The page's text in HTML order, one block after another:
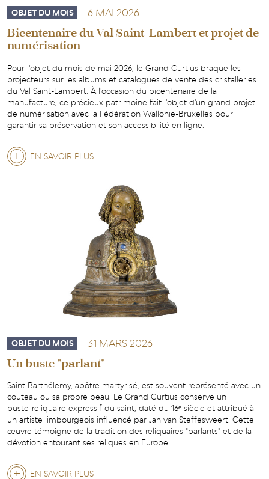
DU
CHANTIER
TRAM
OBJET DU MOIS 6 MAI 2026
Bicentenaire du Val Saint-Lambert et projet de
numérisation
Pour l'objet du mois de mai 2026, le Grand Curtius braque les
projecteurs sur les albums et catalogues de vente des cristalleries
du Val Saint-Lambert. À l'occasion du bicentenaire de la
manufacture, ce précieux patrimoine fait l'objet d'un grand projet
de numérisation avec la Fédération Wallonie-Bruxelles pour
garantir sa préservation et son accessibilité en ligne.
EN SAVOIR PLUS
VAL
SAINT-
LAMBERT
ET
PROJET
DE
OBJET DU MOIS
31 MARS 2026
Un buste "parlant"
Saint Barthélemy, apôtre martyrisé, est souvent représenté avec un
couteau ou sa propre peau. Le Grand Curtius conserve un
buste‑reliquaire expressif du saint, daté du 16ᵉ siècle et attribué à
un artiste limbourgeois influencé par Jan van Steffesweert. Cette
œuvre témoigne de la tradition des reliquaires "parlants" et de la
dévotion entourant ses reliques en Europe.
EN SAVOIR PLUS